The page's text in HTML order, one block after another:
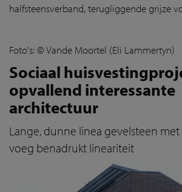
halfsteensverband, terugliggende grijze
Foto's: © Vande Moortel (Eli Lammertyn)
Sociaal
opvallend interessante
architectuur
Lange, dunne linea gevelsteen
voeg benadrukt lineariteit